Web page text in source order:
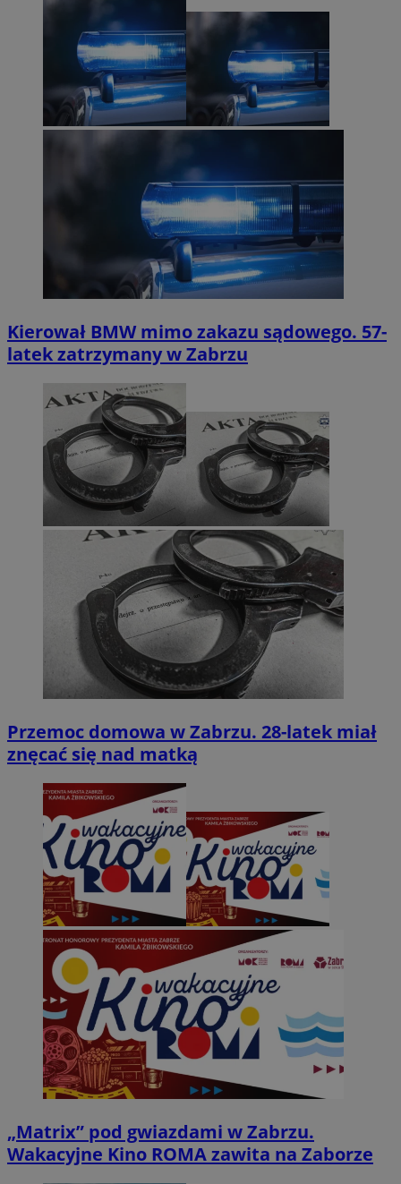
Kierował BMW mimo zakazu sądowego. 57-
latek zatrzymany w Zabrzu
Przemoc domowa w Zabrzu. 28-latek miał
znęcać się nad matką
„Matrix” pod gwiazdami w Zabrzu.
Wakacyjne Kino ROMA zawita na Zaborze